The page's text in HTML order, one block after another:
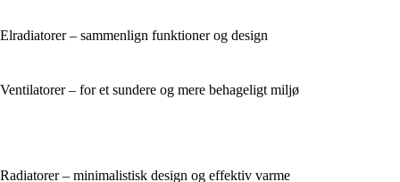
Elradiatorer – sammenlign funktioner og design
Ventilatorer – for et sundere og mere behageligt miljø
Radiatorer – minimalistisk design og effektiv varme